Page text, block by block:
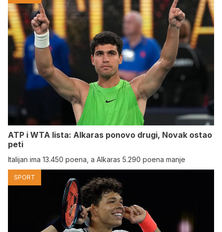
ATP i WTA lista: Alkaras ponovo drugi, Novak ostao
peti
Italijan ima 13.450 poena, a Alkaras 5.290 poena manje
SPORT